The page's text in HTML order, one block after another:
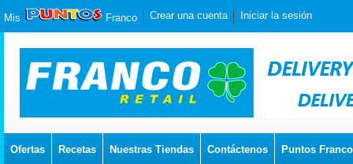
Mis Franco Crear una cuenta Iniciar la sesión
Ofertas Recetas Nuestras Tiendas Contáctenos Puntos Franco